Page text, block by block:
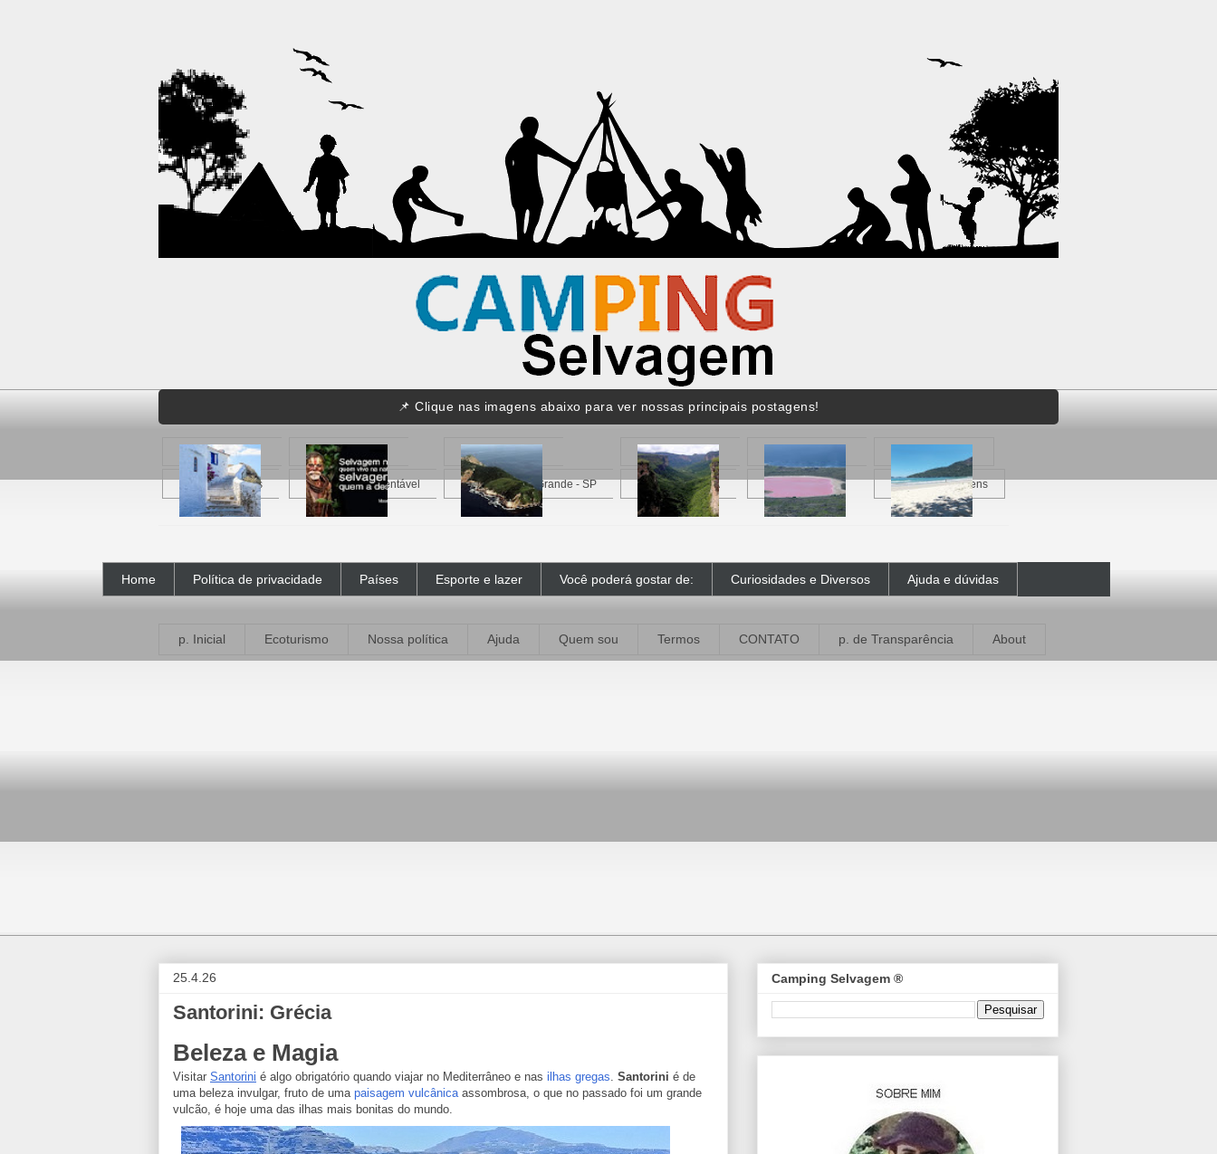
📌 Clique nas imagens abaixo para ver nossas principais postagens!
Ilha Folegandros Ecoturismo sustentável Ilha Queimada Grande - SP Vale do Pati - BA Galeria de imagens
Home Política de privacidade Países Esporte e lazer Você poderá gostar de: Curiosidades e Diversos Ajuda e dúvidas
p. Inicial Ecoturismo Nossa política Ajuda Quem sou Termos CONTATO p. de Transparência About
25.4.26
Santorini: Grécia
Beleza e Magia
Visitar Santorini é algo obrigatório quando viajar no Mediterrâneo e nas ilhas gregas Santorini é de
uma beleza invulgar, fruto de uma paisagem vulcânica assombrosa, o que no passado foi um grande
vulcão, é hoje uma das ilhas mais bonitas do mundo.
Camping Selvagem ®